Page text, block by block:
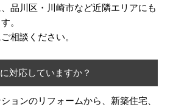
品川区・川崎市など近隣エリアにも
。
相談ください。
対応していますか？
ョンのリフォームから、新築住宅、